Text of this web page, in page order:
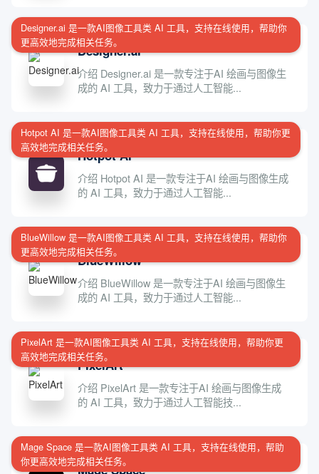
Designer.ai 是一款AI图像工具类 AI 工具，支持在线使用，帮助你
更高效地完成相关任务。
Designer.ai
介绍 Designer.ai 是一款专注于AI 绘画与图像生
成的 AI 工具，致力于通过人工智能...
Hotpot AI 是一款AI图像工具类 AI 工具，支持在线使用，帮助你更
高效地完成相关任务。
Hotpot AI
介绍 Hotpot AI 是一款专注于AI 绘画与图像生成
的 AI 工具，致力于通过人工智能...
BlueWillow 是一款AI图像工具类 AI 工具，支持在线使用，帮助你
更高效地完成相关任务。
BlueWillow
介绍 BlueWillow 是一款专注于AI 绘画与图像生
成的 AI 工具，致力于通过人工智能...
PixelArt 是一款AI图像工具类 AI 工具，支持在线使用，帮助你更
高效地完成相关任务。
PixelArt
介绍 PixelArt 是一款专注于AI 绘画与图像生成
的 AI 工具，致力于通过人工智能技...
Mage Space 是一款AI图像工具类 AI 工具，支持在线使用，帮助
你更高效地完成相关任务。
Mage Space